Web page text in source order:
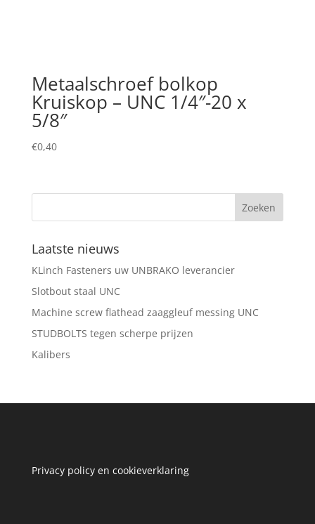
Metaalschroef bolkop
Kruiskop – UNC 1/4″-20 x
5/8″
€0,40
Laatste nieuws
KLinch Fasteners uw UNBRAKO leverancier
Slotbout staal UNC
Machine screw flathead zaaggleuf messing UNC
STUDBOLTS tegen scherpe prijzen
Kalibers
Privacy policy en cookieverklaring